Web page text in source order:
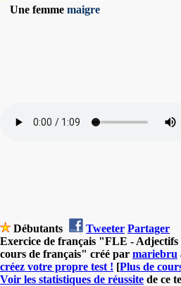
Une femme maigre
Débutants Tweeter Partager
Exercice de français "FLE - Adjectifs
cours de français" créé par mariebru
créez votre propre test ! [Plus de
Voir les statistiques de réussite de ce